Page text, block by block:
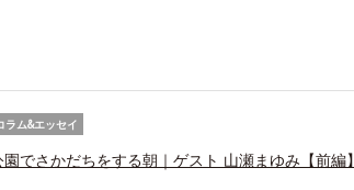
ラム&エッセイ
園でさかだちをする朝｜ゲスト 山瀬まゆみ【前編】